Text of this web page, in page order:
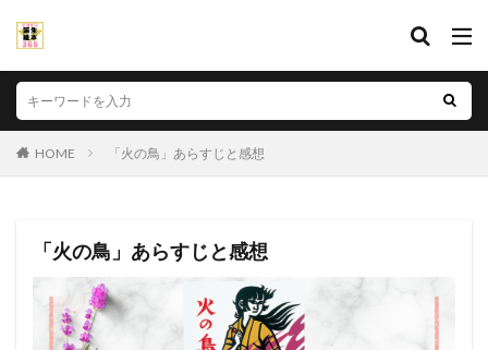
HOME 「火の鳥」あらすじと感想
「火の鳥」あらすじと感想